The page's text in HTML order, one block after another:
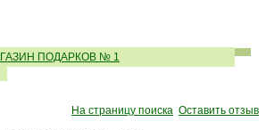
ПОДАРКОВ № 1
На страницу поиска Оставить отзыв